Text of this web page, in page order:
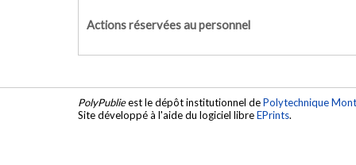
Actions réservées au personnel
PolyPublieest le dépôt institutionnel dePolytechnique
Site développé à l'aide du logiciel libreEPrints.